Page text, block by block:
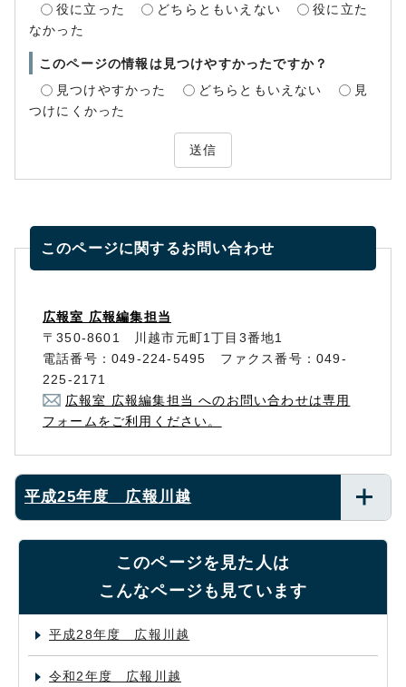
役に立った
どちらともいえない
役に立た
なかった
このページの情報は見つけやすかったですか？
見つけやすかった
どちらともいえない
見
つけにくかった
送信
このページに関するお問い合わせ
広報室 広報編集担当
〒350-8601 川越市元町1丁目3番地1
電話番号：049-224-5495 ファクス番号：049-
225-2171
広報室 広報編集担当 へのお問い合わせは専用
フォームをご利用ください。
平成25年度 広報川越
このページを見た人は
こんなページも見ています
平成28年度 広報川越
令和2年度 広報川越